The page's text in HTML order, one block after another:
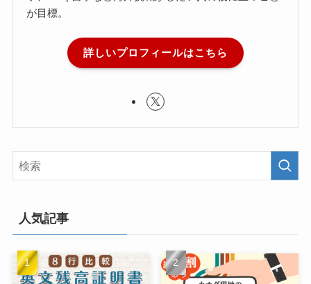
が目標。
詳しいプロフィールはこちら
人気記事